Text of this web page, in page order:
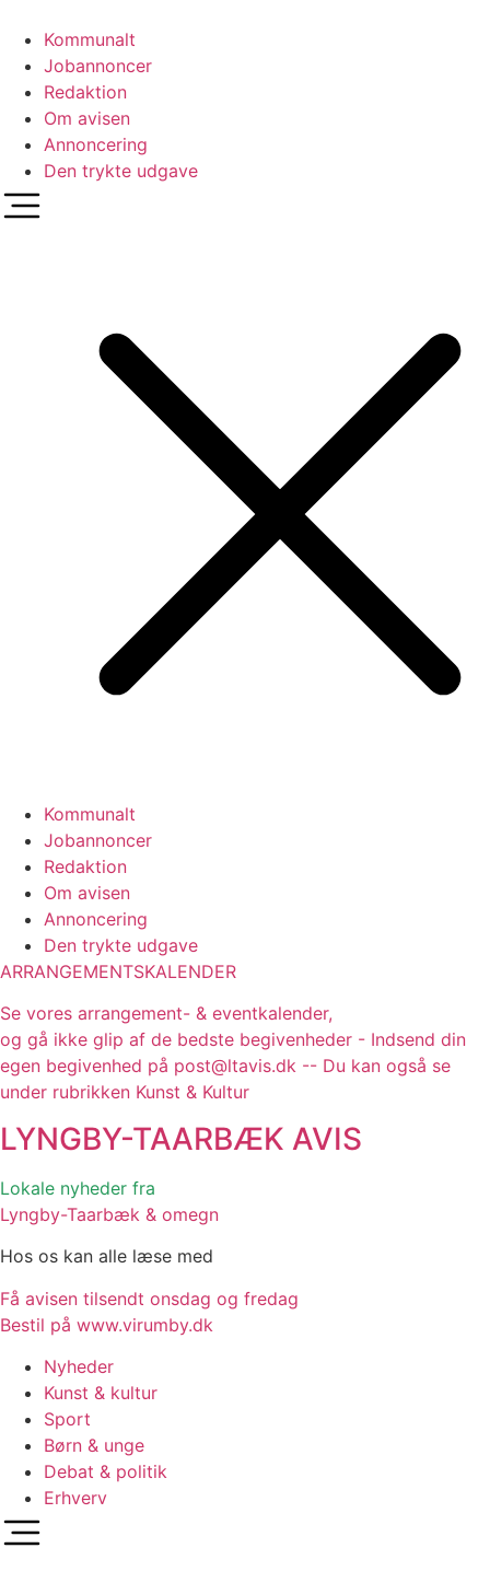
indhold
Kommunalt
Jobannoncer
Redaktion
Om avisen
Annoncering
Den trykte udgave
Kommunalt
Jobannoncer
Redaktion
Om avisen
Annoncering
Den trykte udgave
ARRANGEMENTSKALENDER
Se vores arrangement- & eventkalender,
og gå ikke glip af de bedste begivenheder - Indsend din
egen begivenhed på post@ltavis.dk -- Du kan også se
under rubrikken Kunst & Kultur
LYNGBY-TAARBÆK AVIS
Lokale nyheder fra
Lyngby-Taarbæk & omegn
Hos os kan alle læse med
Få avisen tilsendt onsdag og fredag
Bestil på www.virumby.dk
Nyheder
Kunst & kultur
Sport
Børn & unge
Debat & politik
Erhverv